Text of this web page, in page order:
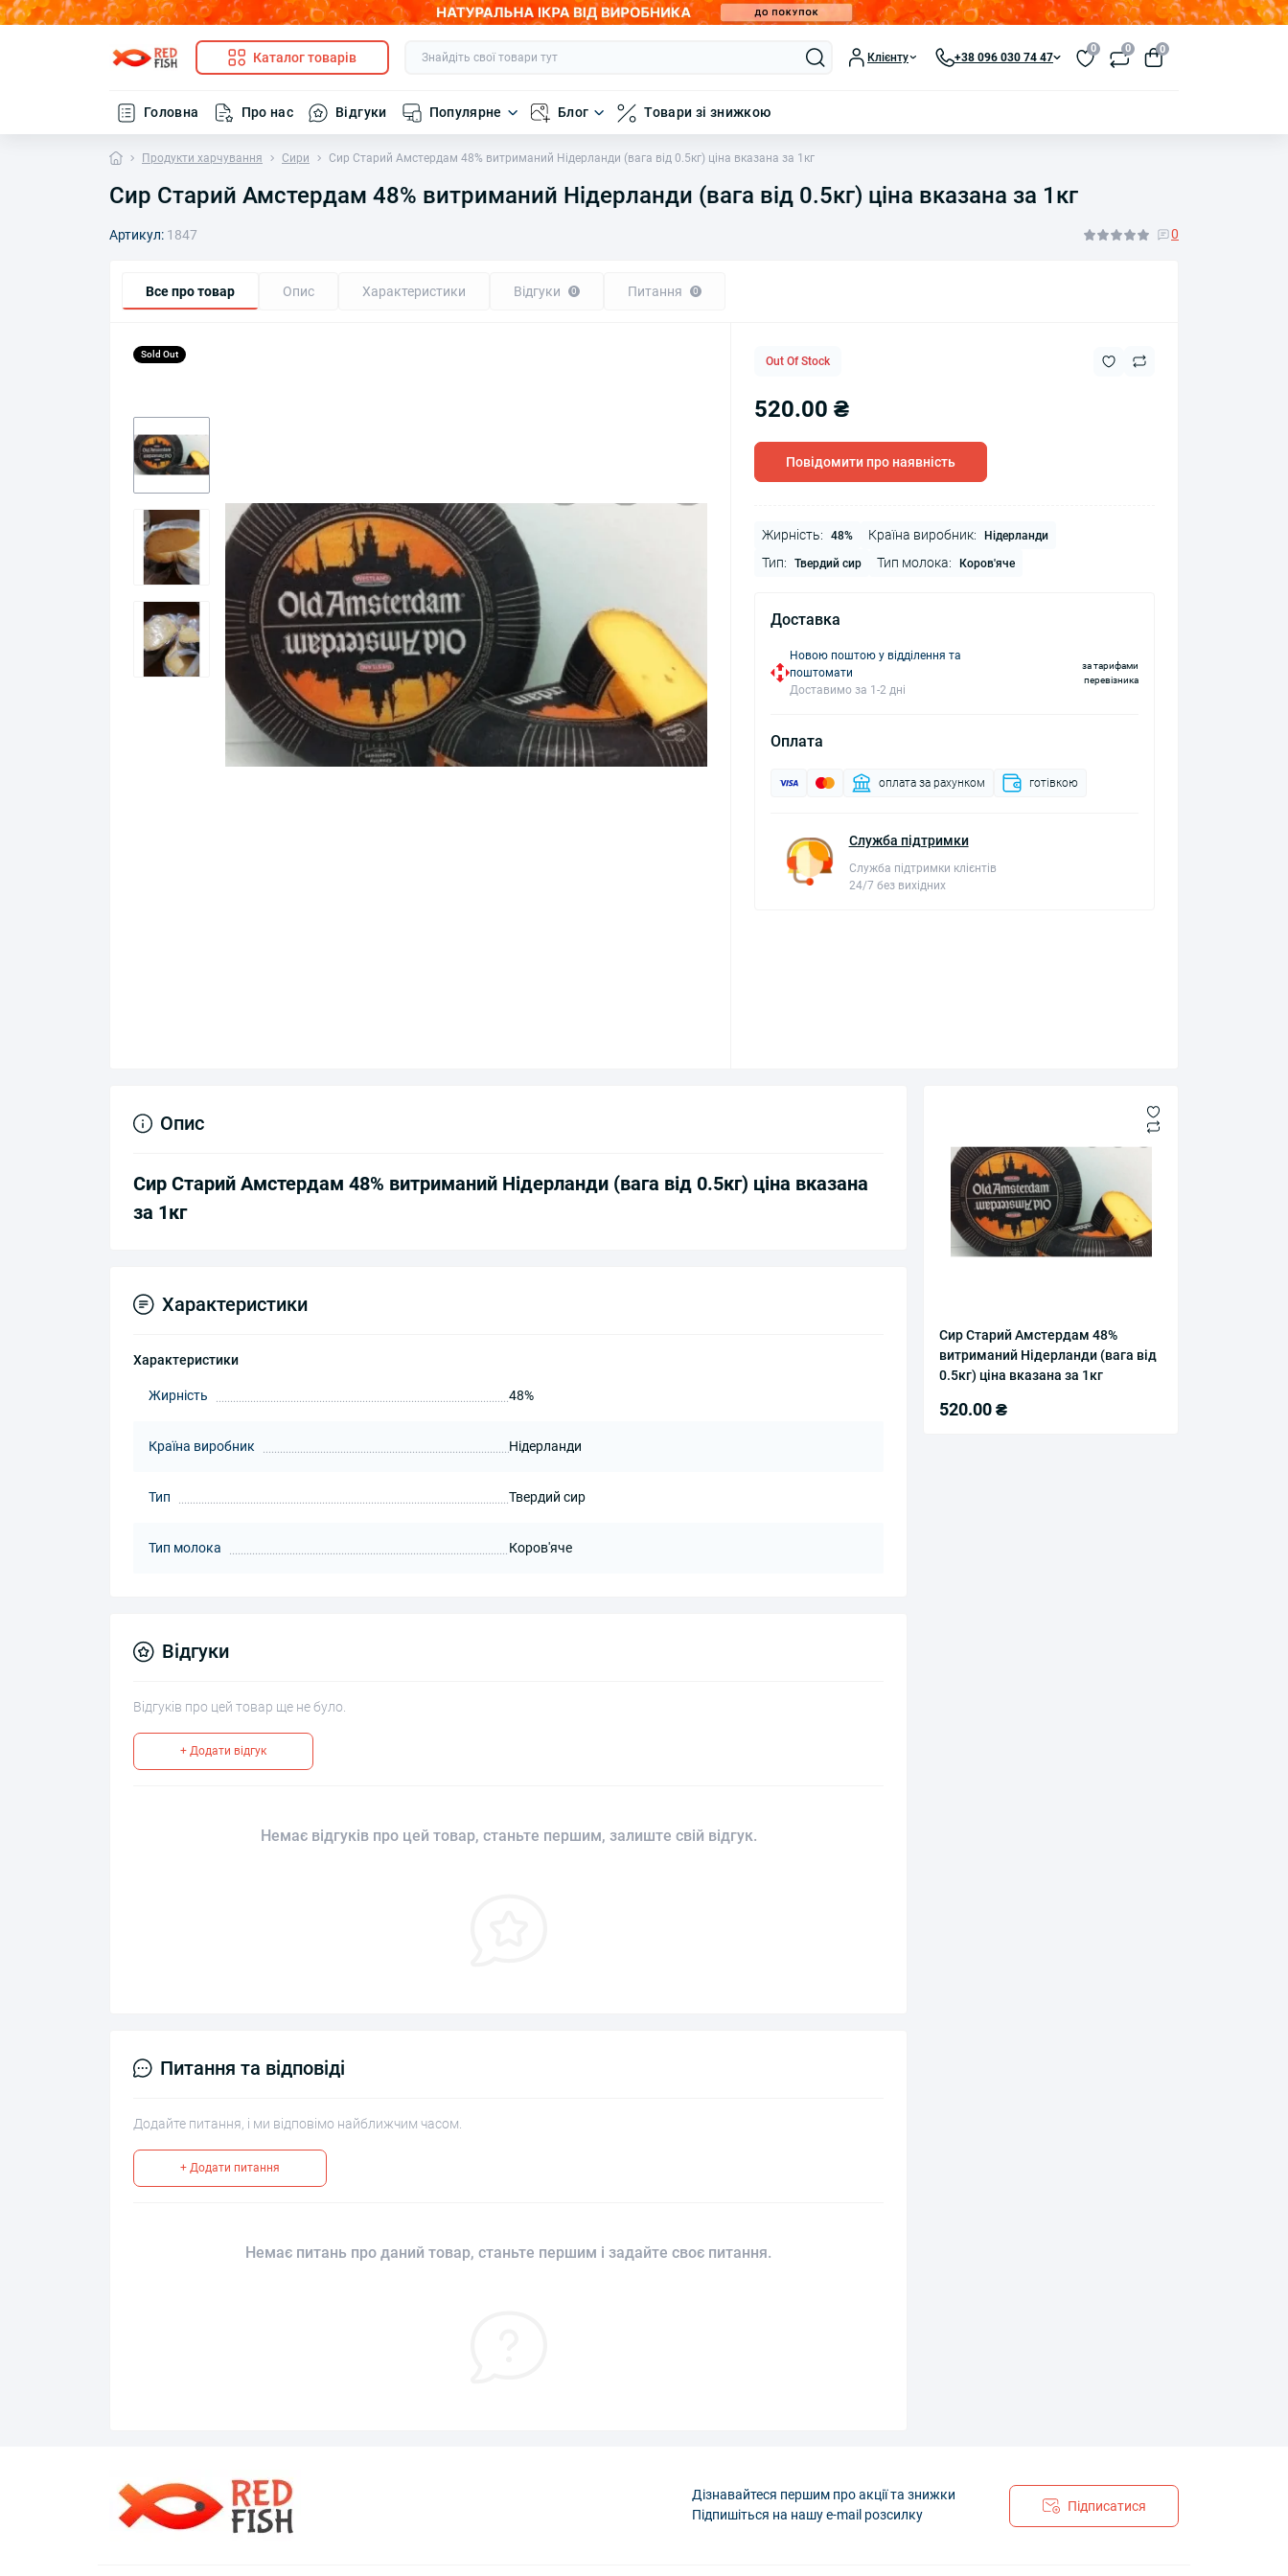
Каталог товарів Клієнту +38 096 030 74 47
0 0 0
Головна Про нас Відгуки Популярне Блог Товари зі знижкою
Продукти харчування Сири Сир Старий Амстердам 48% витриманий Нідерланди (вага від 0.5кг) ціна вказана за 1кг
Сир Старий Амстердам 48% витриманий Нідерланди (вага від 0.5кг) ціна вказана за 1кг
Артикул: 1847 0
Все про товар Опис Характеристики Відгуки 0 Питання 0
Sold Out
Out Of Stock
520.00 ₴
Повідомити про наявність
Жирність: 48% Країна виробник: Нідерланди
Тип: Твердий сир Тип молока: Коров'яче
Доставка
Новою поштою у відділення та
поштомати
Доставимо за 1-2 дні
за тарифами
перевізника
Оплата
оплата за рахунком готівкою
Служба підтримки
Служба підтримки клієнтів
24/7 без вихідних
Сир Старий Амстердам 48%
витриманий Нідерланди (вага від
0.5кг) ціна вказана за 1кг
520.00 ₴
Опис
Сир Старий Амстердам 48% витриманий Нідерланди (вага від 0.5кг) ціна вказана
за 1кг
Характеристики
Характеристики
Жирність 48%
Країна виробник Нідерланди
Тип Твердий сир
Тип молока Коров'яче
Відгуки
Відгуків про цей товар ще не було.
+ Додати відгук
Немає відгуків про цей товар, станьте першим, залиште свій відгук.
Питання та відповіді
Додайте питання, і ми відповімо найближчим часом.
+ Додати питання
Немає питань про даний товар, станьте першим і задайте своє питання.
Дізнавайтеся першим про акції та знижки
Підпишіться на нашу e-mail розсилку
Підписатися